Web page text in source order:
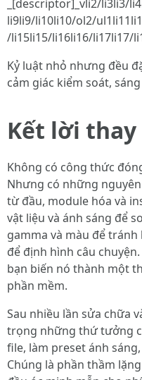
_[descriptor]_vli2/li3li3/
li9li9/li10li10/ol2/
/li15li15/li16li16/li17li17/
Kỷ luật nhỏ nhưng đều
cảm giác kiểm soát,
Kết lời
Không có công thức
Nhưng có những
từ đầu, module hóa và
vật liệu và ánh sáng để
gamma và màu để
để định hình câu
bạn biến nó thành một
phần mềm.
Sau nhiều lần sửa chữa
trọng những thứ tưởng
file, làm preset ánh
Chúng là phần thầm